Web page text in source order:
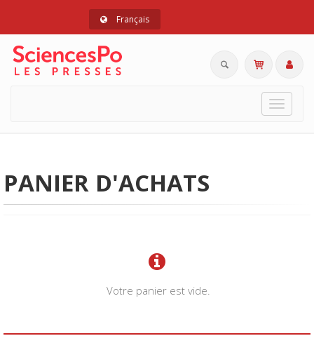
Français
Toggle
PANIER D'ACHATS
Votre panier est vide.